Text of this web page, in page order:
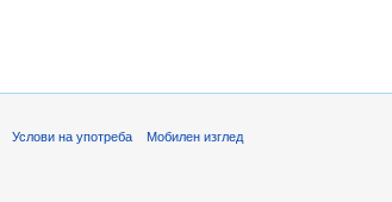
Услови на употреба Мобилен изглед